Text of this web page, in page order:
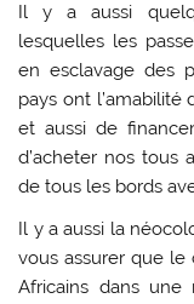
Il y a aussi
lesquelles les
en esclavage des
pays ont l’amabilité
et aussi de
d’acheter nos tous
de tous les bords
Il y a aussi la
vous assurer que le
Africains dans